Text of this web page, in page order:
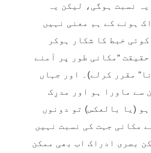
نسبت ہوگی، لیکن یہ
ہونے کے ہم معنی نہیں
کوئی خبط کا شکار ہوکر
“مکانی طور پر آمنے
مقرر کرلے)۔ اور جہاں
سے ماورا ہو اور مدرِک
(یا بالعکس) تو دونوں
مکانی جہت کی نسبت نہیں
بصری ادراک اب بھی ممکن